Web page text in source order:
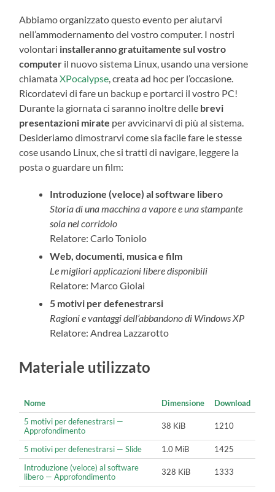
Abbiamo organizzato questo evento per aiutarvi
nell’ammodernamento del vostro computer. I nostri
volontari installeranno gratuitamente sul vostro
computer il nuovo sistema Linux, usando una versione
chiamataXPocalypse, creata ad hoc per l’occasione.
Ricordatevi di fare un backup e portarci il vostro PC!
Durante la giornata ci saranno inoltre delle brevi
presentazioni mirate per avvicinarvi di più al sistema.
Desideriamo dimostrarvi come sia facile fare le stesse
cose usando Linux, che si tratti di navigare, leggere la
posta o guardare un film:
Introduzione (veloce) al software libero
Storia di una macchina a vapore e una stampante
sola nel corridoio
Relatore: Carlo Toniolo
Web, documenti, musica e film
Le migliori applicazioni libere disponibili
Relatore: Marco Giolai
5 motivi per defenestrarsi
Ragioni e vantaggi dell’abbandono di Windows XP
Relatore: Andrea Lazzarotto
Materiale utilizzato
Nome Dimensione
Download
5 motivi per defenestrarsi —
Approfondimento
38 KiB 1210
5 motivi per defenestrarsi — Slide 1.0 MiB
1425
Introduzione (veloce) al software
libero — Approfondimento
328 KiB 1333